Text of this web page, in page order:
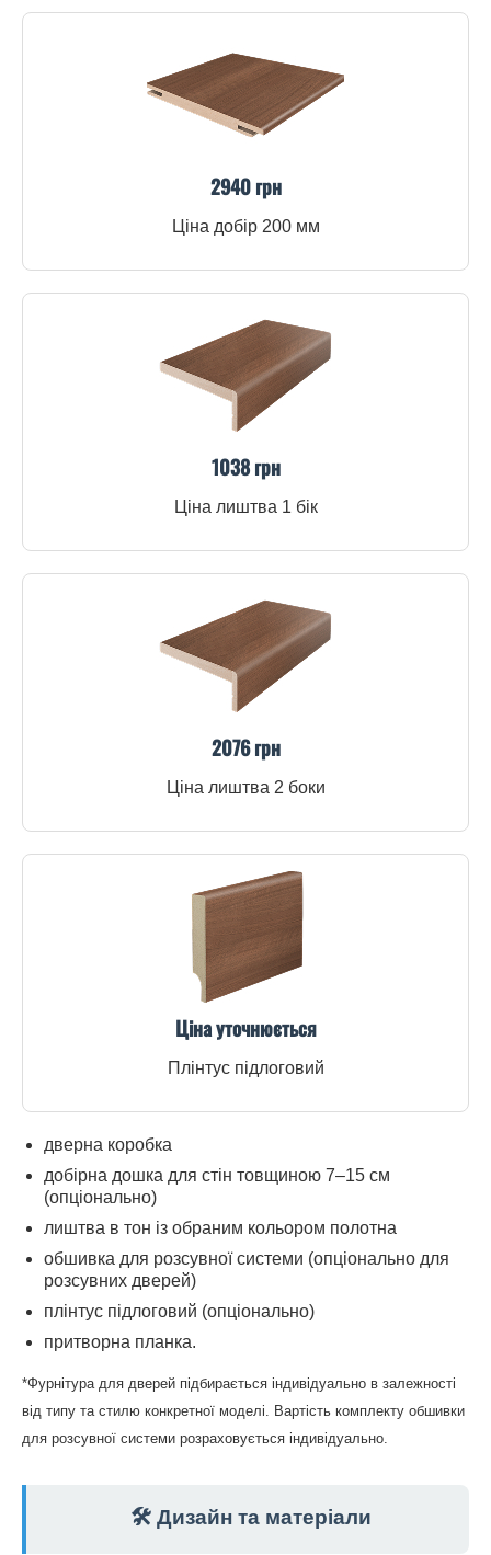
2940 грн
Ціна добір 200 мм
1038 грн
Ціна лиштва 1 бік
2076 грн
Ціна лиштва 2 боки
Ціна уточнюється
Плінтус підлоговий
дверна коробка
добірна дошка для стін товщиною 7–15 см
(опціонально)
лиштва в тон із обраним кольором полотна
обшивка для розсувної системи (опціонально для
розсувних дверей)
плінтус підлоговий (опціонально)
притворна планка.
*Фурнітура для дверей підбирається індивідуально в залежності
від типу та стилю конкретної моделі. Вартість комплекту обшивки
для розсувної системи розраховується індивідуально.
🛠️ Дизайн та матеріали